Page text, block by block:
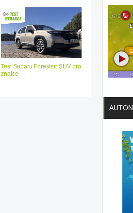
Test Subaru Forester: SUV pro
znalce